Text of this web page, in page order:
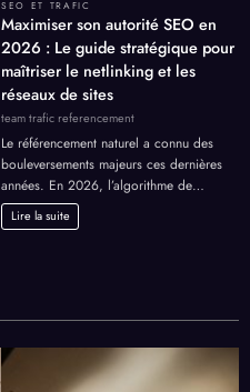
SEO ET TRAFIC
Maximiser son autorité SEO en
2026 : Le guide stratégique pour
maîtriser le netlinking et les
réseaux de sites
team trafic referencement
Le référencement naturel a connu des
bouleversements majeurs ces dernières
années. En 2026, l’algorithme de…
Lire la suite